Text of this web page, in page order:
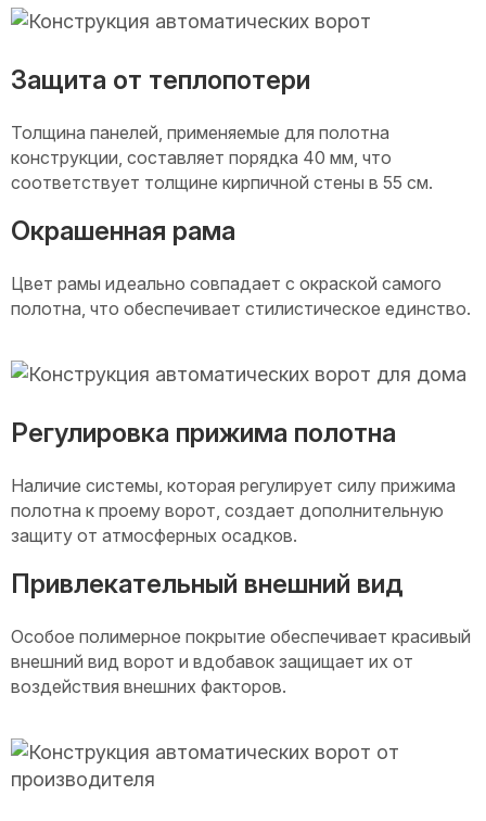
Защита от теплопотери
Толщина панелей, применяемые для полотна
конструкции, составляет порядка 40 мм, что
соответствует толщине кирпичной стены в 55 см.
Окрашенная рама
Цвет рамы идеально совпадает с окраской самого
полотна, что обеспечивает стилистическое единство.
Регулировка прижима полотна
Наличие системы, которая регулирует силу прижима
полотна к проему ворот, создает дополнительную
защиту от атмосферных осадков.
Привлекательный внешний вид
Особое полимерное покрытие обеспечивает красивый
внешний вид ворот и вдобавок защищает их от
воздействия внешних факторов.